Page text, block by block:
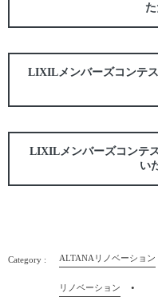
LIXILメンバーズコンテ
LIXILメンバーズコンテ
い
ALTANAリノベーション
リノベーション